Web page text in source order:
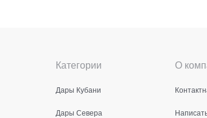
Категории
Дары Кубани
Дары Севера
О